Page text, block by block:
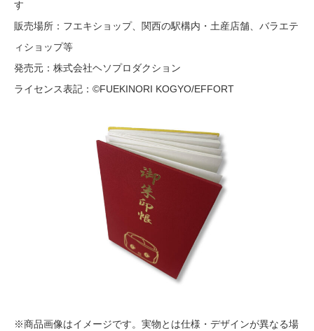
す
販売場所：フエキショップ、関西の駅構内・土産店舗、バラエテ
ィショップ等
発売元：株式会社ヘソプロダクション
ライセンス表記：©️FUEKINORI KOGYO/EFFORT
※商品画像はイメージです。実物とは仕様・デザインが異なる場